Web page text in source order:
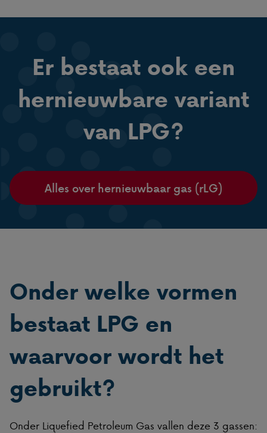
Er bestaat ook een
hernieuwbare variant
van LPG?
Alles over hernieuwbaar gas (rLG)
Onder welke vormen
bestaat LPG en
waarvoor wordt het
gebruikt?
Onder Liquefied Petroleum Gas vallen deze 3 gassen: